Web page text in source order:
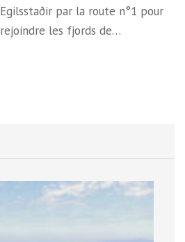
Egilsstaðir par la route n°1 pour
rejoindre les fjords de…